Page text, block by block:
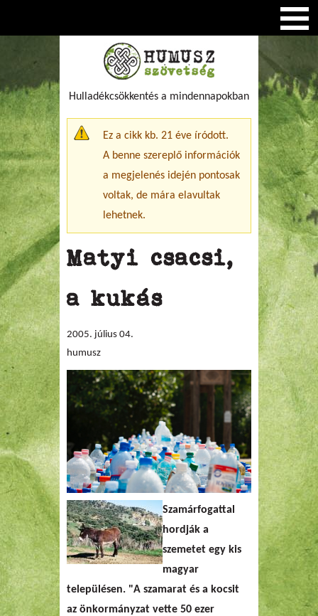
Hulladékcsökkentés a mindennapokban
Figyelmeztető üzenet
Ez a cikk kb. 21 éve íródott.
A benne szereplő információk
a megjelenés idején pontosak
voltak, de mára elavultak
lehetnek.
Matyi csacsi,
a kukás
2005. július 04.
humusz
Szamárfogattal
hordják a
szemetet egy kis
magyar
településen. "A szamarat és a kocsit
az önkormányzat vette 50 ezer